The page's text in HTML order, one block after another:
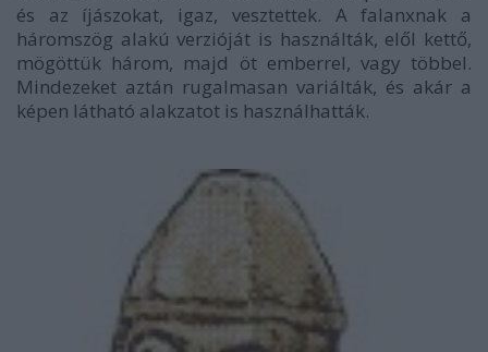
és az íjászokat, igaz, vesztettek. A falanxnak a
háromszög alakú verzióját is használták, elől kettő,
mögöttük három, majd öt emberrel, vagy többel.
Mindezeket aztán rugalmasan variálták, és akár a
képen látható alakzatot is használhatták.